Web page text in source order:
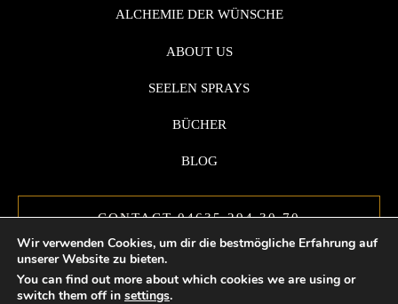
ALCHEMIE DER WÜNSCHE
ABOUT US
SEELEN SPRAYS
BÜCHER
BLOG
CONTACT 04635 294 30 70
Wir verwenden Cookies, um dir die bestmögliche Erfahrung auf
unserer Website zu bieten.
You can find out more about which cookies we are using or
switch them off in settings.